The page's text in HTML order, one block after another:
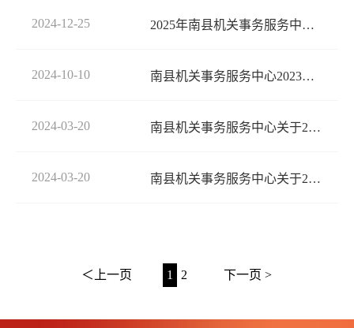
2024-12-25 2025年南县机关事务服务中心整体绩效目标申报表
2024-10-10 南县机关事务服务中心2023年度部门决算公开
2024-03-20 南县机关事务服务中心关于2023年度机关运行保障项目经费绩效的自评报告
2024-03-20 南县机关事务服务中心关于2023年度预算绩效自评的工作报告
＜上一页 1 2 下一页 >